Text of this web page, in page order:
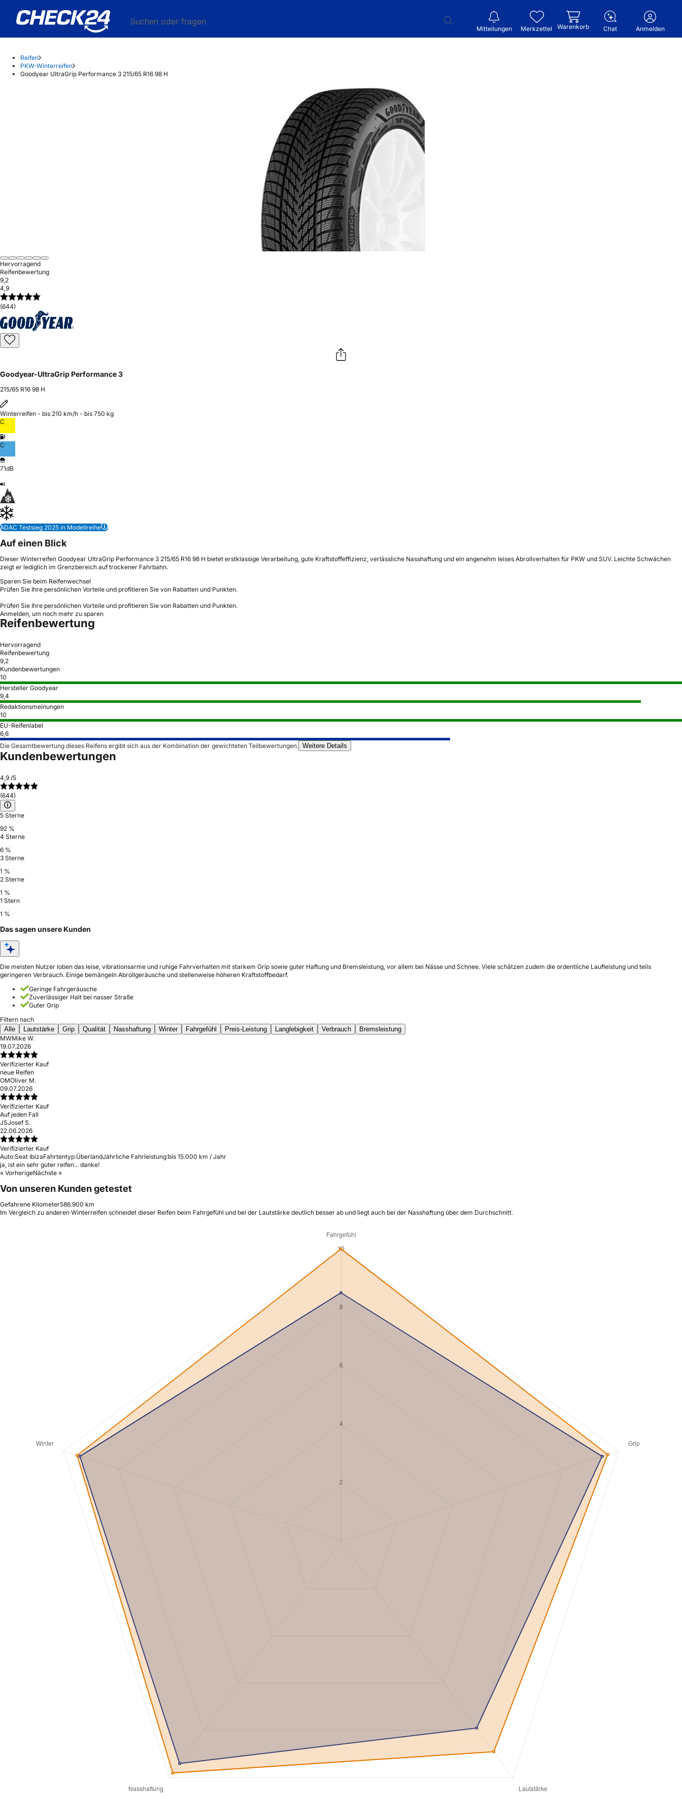
Suchen oder fragen
Mitteilungen Merkzettel Warenkorb Chat Anmelden
Reifen
PKW-Winterreifen
Goodyear UltraGrip Performance 3 215/65 R16 98 H
Hervorragend
Reifenbewertung
9,2
4,9
(644)
Goodyear-UltraGrip Performance 3
215/65 R16 98 H
Winterreifen - bis 210 km/h - bis 750 kg
C
C
71dB
ADAC Testsieg 2025 in Modellreihe
Auf einen Blick
Dieser Winterreifen Goodyear UltraGrip Performance 3 215/65 R16 98 H bietet erstklassige Verarbeitung, gute Kraftstoffeffizienz, verlässliche Nasshaftung und ein angenehm leises Abrollverhalten für PKW und SUV. Leichte Schwächen
zeigt er lediglich im Grenzbereich auf trockener Fahrbahn.
Sparen Sie beim Reifenwechsel
Prüfen Sie Ihre persönlichen Vorteile und profitieren Sie von Rabatten und Punkten.
Prüfen Sie Ihre persönlichen Vorteile und profitieren Sie von Rabatten und Punkten.
Anmelden, um noch mehr zu sparen
Reifenbewertung
Hervorragend
Reifenbewertung
9,2
Kundenbewertungen
10
Hersteller Goodyear
9,4
Redaktionsmeinungen
10
EU-Reifenlabel
6,6
Die Gesamtbewertung dieses Reifens ergibt sich aus der Kombination der gewichteten Teilbewertungen. Weitere Details
Kundenbewertungen
4,9 /5
(644)
5 Sterne
92 %
4 Sterne
6 %
3 Sterne
1 %
2 Sterne
1 %
1 Stern
1 %
Das sagen unsere Kunden
Die meisten Nutzer loben das leise, vibrationsarme und ruhige Fahrverhalten mit starkem Grip sowie guter Haftung und Bremsleistung, vor allem bei Nässe und Schnee. Viele schätzen zudem die ordentliche Laufleistung und teils
geringeren Verbrauch. Einige bemängeln Abrollgeräusche und stellenweise höheren Kraftstoffbedarf.
Geringe Fahrgeräusche
Zuverlässiger Halt bei nasser Straße
Guter Grip
Filtern nach
Alle
Lautstärke Grip Qualität Nasshaftung Winter Fahrgefühl Preis-Leistung Langlebigkeit Verbrauch
Bremsleistung
MWMike W.
19.07.2026
Verifizierter Kauf
neue Reifen
OMOliver M.
09.07.2026
Verifizierter Kauf
Auf jeden Fall
JSJosef S.
22.06.2026
Verifizierter Kauf
Auto:Seat IbizaFahrtentyp:ÜberlandJährliche Fahrleistung:bis 15.000 km / Jahr
ja, ist ein sehr guter reifen... danke!
« VorherigeNächste »
Von unseren Kunden getestet
Gefahrene Kilometer586.900 km
Im Vergleich zu anderen Winterreifen schneidet dieser Reifen beim Fahrgefühl und bei der Lautstärke deutlich besser ab und liegt auch bei der Nasshaftung über dem Durchschnitt.